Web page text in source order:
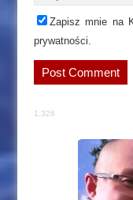
Zapisz mnie na
prywatności.
1,326